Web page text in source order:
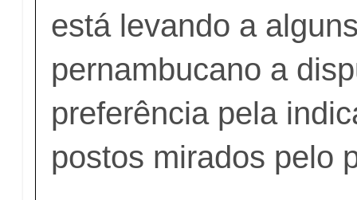
está levando a
pernambucano a
preferência pela
postos mirados pelo